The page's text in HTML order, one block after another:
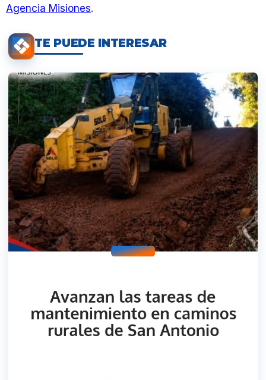
Agencia Misiones.
TE PUEDE INTERESAR